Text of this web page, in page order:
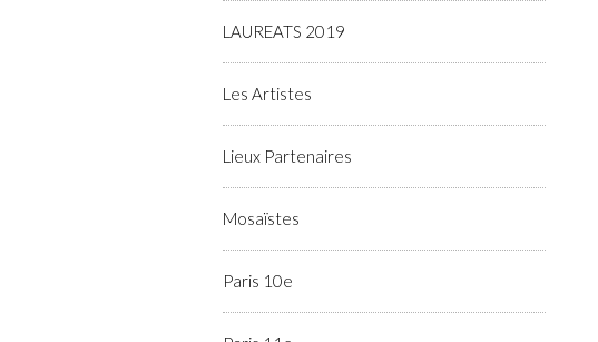
LAUREATS 2019
Les Artistes
Lieux Partenaires
Mosaïstes
Paris 10e